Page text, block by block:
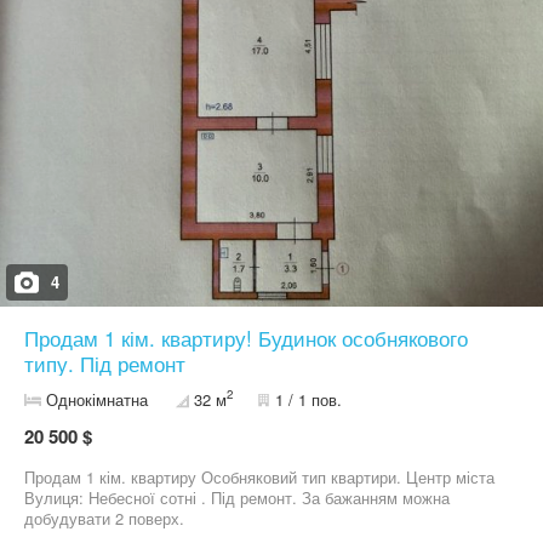
писати на вайбер, оскільки працюю позмінно)
4
Продам 1 кім. квартиру! Будинок особнякового
типу. Під ремонт
Однокімнатна 32 м2 1 / 1 пов.
20 500 $
Продам 1 кім. квартиру Особняковий тип квартири. Центр міста
Вулиця: Небесної сотні . Під ремонт. За бажанням можна
добудувати 2 поверх.